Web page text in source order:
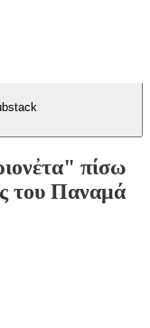
πίσω
του Παναμά